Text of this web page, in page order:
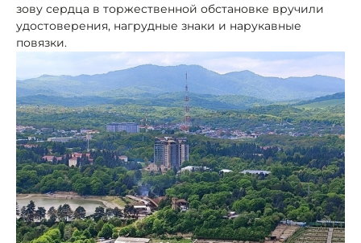
зову сердца в торжественной обстановке вручили
удостоверения, нагрудные знаки и нарукавные
повязки.